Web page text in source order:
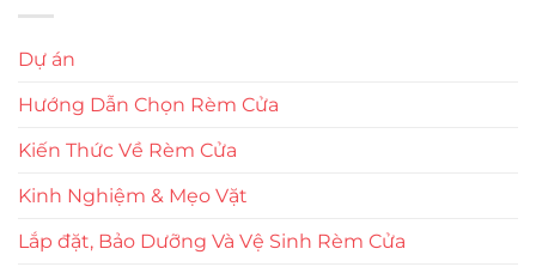
Dự án
Hướng Dẫn Chọn Rèm Cửa
Kiến Thức Về Rèm Cửa
Kinh Nghiệm & Mẹo Vặt
Lắp đặt, Bảo Dưỡng Và Vệ Sinh Rèm Cửa